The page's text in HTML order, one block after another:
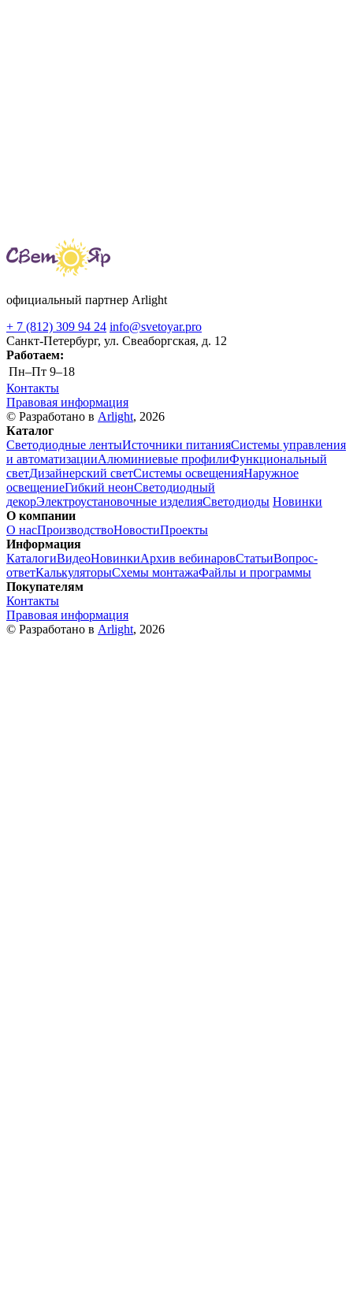
официальный партнер Arlight
+ 7 (812) 309 94 24 info@svetoyar.pro
Санкт-Петербург, ул. Свеаборгская, д. 12
Работаем:
Пн–Пт 9–18
Контакты
Правовая информация
© Разработано в Arlight, 2026
Каталог
Светодиодные лентыИсточники питанияСистемы управления
и автоматизацииАлюминиевые профилиФункциональный
светДизайнерский светСистемы освещенияНаружное
освещениеГибкий неонСветодиодный
декорЭлектроустановочные изделияСветодиоды Новинки
О компании
О насПроизводствоНовостиПроекты
Информация
КаталогиВидеоНовинкиАрхив вебинаровСтатьиВопрос-
ответКалькуляторыСхемы монтажаФайлы и программы
Покупателям
Контакты
Правовая информация
© Разработано в Arlight, 2026